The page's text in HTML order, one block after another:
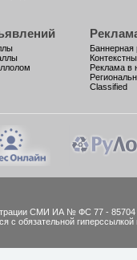
Баннерная
Реклама в
Classified
СМИ ИА № ФС 77 - 85704
с обязательной гиперссылкой